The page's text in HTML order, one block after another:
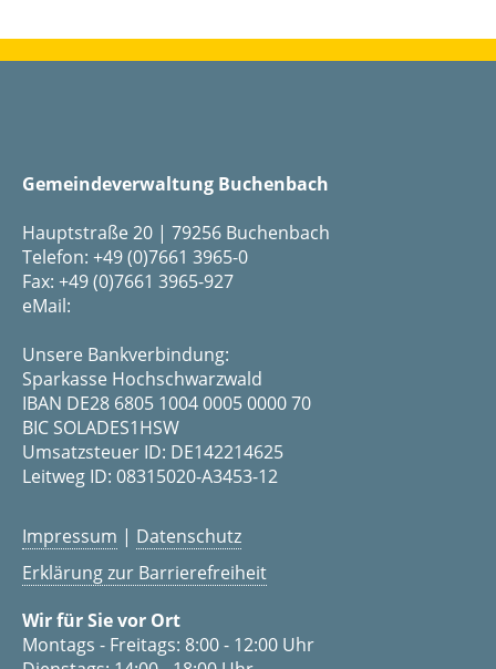
Gemeindeverwaltung Buchenbach
Hauptstraße 20 | 79256 Buchenbach
Telefon: +49 (0)7661 3965-0
Fax: +49 (0)7661 3965-927
eMail:
Unsere Bankverbindung:
Sparkasse Hochschwarzwald
IBAN DE28 6805 1004 0005 0000 70
BIC SOLADES1HSW
Umsatzsteuer ID: DE142214625
Leitweg ID: 08315020-A3453-12
Impressum | Datenschutz
Erklärung zur Barrierefreiheit
Wir für Sie vor Ort
Montags - Freitags: 8:00 - 12:00 Uhr